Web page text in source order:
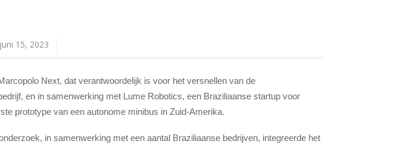
juni 15, 2023
Next, dat verantwoordelijk is voor het versnellen van de
en in samenwerking met Lume Robotics, een Braziliaanse startup voor
prototype van een autonome minibus in Zuid-Amerika.
in samenwerking met een aantal Braziliaanse bedrijven, integreerde het